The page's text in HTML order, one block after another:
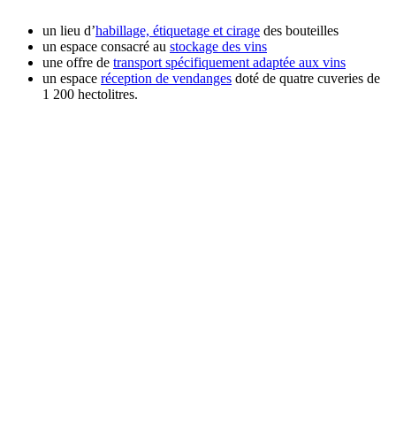
un lieu d’habillage, étiquetage et cirage des bouteilles
un espace consacré au stockage des vins
une offre de transport spécifiquement adaptée aux vins
un espace réception de vendanges doté de quatre cuveries de
1 200 hectolitres.